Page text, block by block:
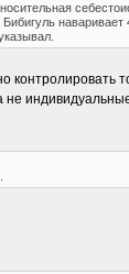
наваривает